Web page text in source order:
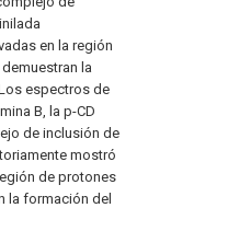
en la región
la
espectros de
B, la p-CD
de inclusión de
mostró
de protones
la formación del